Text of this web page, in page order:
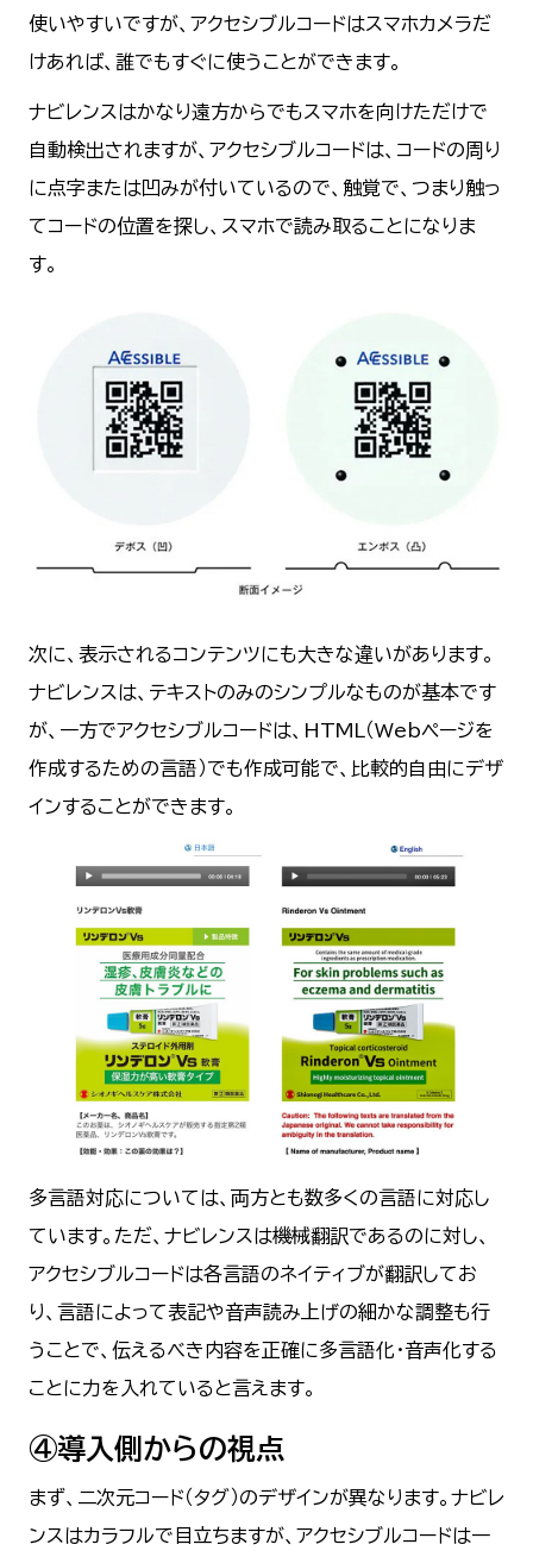
使いやすいですが、アクセシブルコードはスマホカメラだ
けあれば、誰でもすぐに使うことができます。
ナビレンスはかなり遠方からでもスマホを向けただけで
自動検出されますが、アクセシブルコードは、コードの周り
に点字または凹みが付いているので、触覚で、つまり触っ
てコードの位置を探し、スマホで読み取ることになりま
す。
次に、表示されるコンテンツにも大きな違いがあります。
ナビレンスは、テキストのみのシンプルなものが基本です
が、一方でアクセシブルコードは、HTML（Webページを
作成するための言語）でも作成可能で、比較的自由にデザ
インすることができます。
多言語対応については、両方とも数多くの言語に対応し
ています。ただ、ナビレンスは機械翻訳であるのに対し、
アクセシブルコードは各言語のネイティブが翻訳してお
り、言語によって表記や音声読み上げの細かな調整も行
うことで、伝えるべき内容を正確に多言語化・音声化する
ことに力を入れていると言えます。
④導入側からの視点
まず、二次元コード（タグ）のデザインが異なります。ナビレ
ンスはカラフルで目立ちますが、アクセシブルコードは一